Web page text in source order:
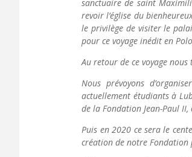
sanctuaire de saint
revoir l’église du
le privilège de visiter le
pour ce voyage inédit en
Au retour de ce voyage
Nous prévoyons
actuellement étudiants à
de la Fondation Jean-Paul II,
Puis en 2020 ce sera le
création de notre Fondation